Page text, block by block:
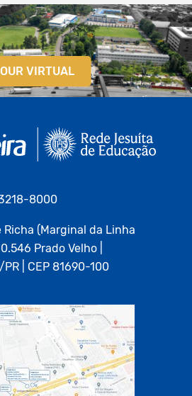
VIRTUAL
8000
Richa (Marginal da Linha
Prado Velho |
| CEP 81690-100